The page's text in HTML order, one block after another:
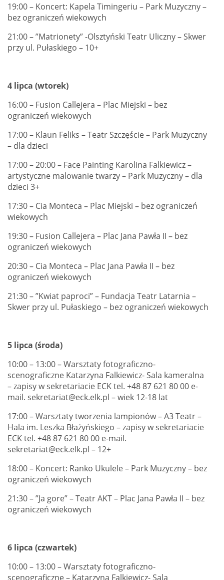
19:00 – Koncert: Kapela Timingeriu – Park Muzyczny –
bez ograniczeń wiekowych
21:00 – ”Matrionety” -Olsztyński Teatr Uliczny – Skwer
przy ul. Pułaskiego – 10+
4 lipca (wtorek)
16:00 – Fusion Callejera – Plac Miejski – bez
ograniczeń wiekowych
17:00 – Klaun Feliks – Teatr Szczęście – Park Muzyczny
– dla dzieci
17:00 – 20:00 – Face Painting Karolina Falkiewicz –
artystyczne malowanie twarzy – Park Muzyczny – dla
dzieci 3+
17:30 – Cia Monteca – Plac Miejski – bez ograniczeń
wiekowych
19:30 – Fusion Callejera – Plac Jana Pawła II – bez
ograniczeń wiekowych
20:30 – Cia Monteca – Plac Jana Pawła II – bez
ograniczeń wiekowych
21:30 – ”Kwiat paproci” – Fundacja Teatr Latarnia –
Skwer przy ul. Pułaskiego – bez ograniczeń wiekowych
5 lipca (środa)
10:00 – 13:00 – Warsztaty fotograficzno-
scenograficzne Katarzyna Falkiewicz- Sala kameralna
– zapisy w sekretariacie ECK tel. +48 87 621 80 00 e-
mail. sekretariat@eck.elk.pl – wiek 12-18 lat
17:00 – Warsztaty tworzenia lampionów – A3 Teatr –
Hala im. Leszka Błażyńskiego – zapisy w sekretariacie
ECK tel. +48 87 621 80 00 e-mail.
sekretariat@eck.elk.pl – 12+
18:00 – Koncert: Ranko Ukulele – Park Muzyczny – bez
ograniczeń wiekowych
21:30 – ”Ja gore” – Teatr AKT – Plac Jana Pawła II – bez
ograniczeń wiekowych
6 lipca (czwartek)
10:00 – 13:00 – Warsztaty fotograficzno-
scenograficzne – Katarzyna Falkiewicz- Sala